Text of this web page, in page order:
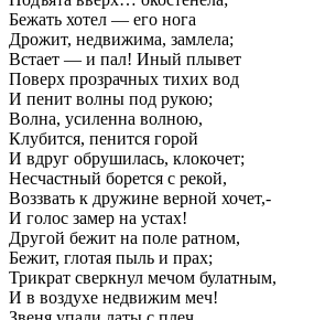
Бежать хотел — его нога
Дрожит, недвижима, замлела;
Встает — и пал! Иный плывет
Поверх прозрачных тихих вод
И пенит волны под рукою;
Волна, усиленна волною,
Клубится, пенится горой
И вдруг обрушилась, клокочет;
Несчастный борется с рекой,
Воззвать к дружине верной хочет,-
И голос замер на устах!
Другой бежит на поле ратном,
Бежит, глотая пыль и прах;
Трикрат сверкнул мечом булатным,
И в воздухе недвижим меч!